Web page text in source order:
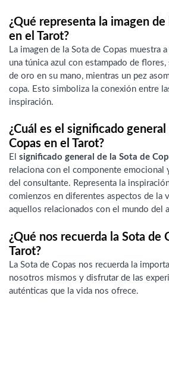
¿Qué representa la imagen de
en el Tarot?
La imagen de la Sota de Copas muestra
una túnica azul con estampado de
de oro en su mano, mientras un pez
copa. Esto simboliza la conexión entre
inspiración.
¿Cuál es el significado general
Copas en el Tarot?
El significado general de la Sota de
relaciona con el componente emocional
del consultante. Representa la
comienzos en diferentes aspectos de la
aquellos relacionados con el mundo del
¿Qué nos recuerda la Sota de
Tarot?
La Sota de Copas nos recuerda la
nosotros mismos y disfrutar de las
auténticas que la vida nos ofrece.